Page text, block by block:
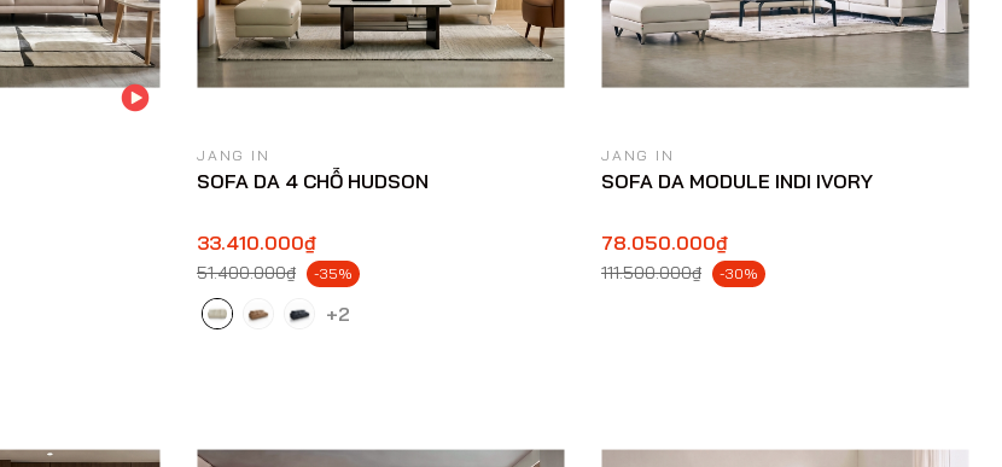
JANG IN
SOFA DA 4 CHỖ HUDSON
33.410.000₫
51.400.000₫ -35%
+2
JANG IN
SOFA DA MODULE INDI IVORY
78.050.000₫
111.500.000₫ -30%